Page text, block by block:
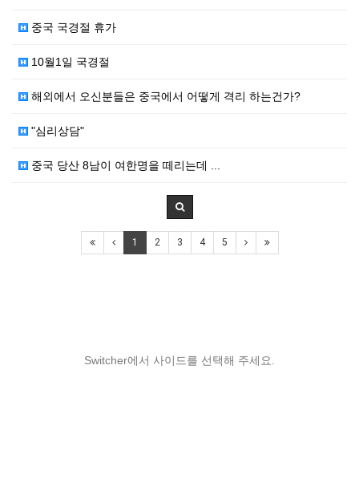
중국 국경절 휴가
10월1일 국경절
해외에서 오신분들은 중국에서 어떻게 격리 하는건가?
"심리상담"
중국 당산 8남이 여한명을 떼리는데 ...
1 2 3 4 5
Switcher에서 사이드를 선택해 주세요.